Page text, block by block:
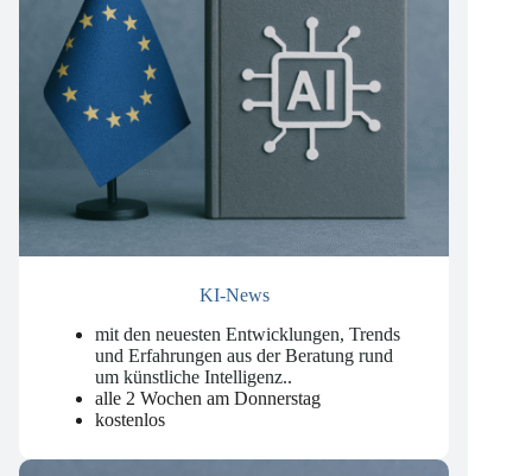
mit den neuesten Entwicklungen, Trends
und Erfahrungen aus der Beratung rund
um künstliche Intelligenz..
alle 2 Wochen am Donnerstag